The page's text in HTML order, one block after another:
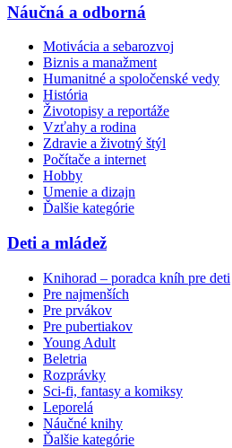
Náučná a odborná
Motivácia a sebarozvoj
Biznis a manažment
Humanitné a spoločenské vedy
História
Životopisy a reportáže
Vzťahy a rodina
Zdravie a životný štýl
Počítače a internet
Hobby
Umenie a dizajn
Ďalšie kategórie
Deti a mládež
Knihorad – poradca kníh pre deti
Pre najmenších
Pre prvákov
Pre pubertiakov
Young Adult
Beletria
Rozprávky
Sci-fi, fantasy a komiksy
Leporelá
Náučné knihy
Ďalšie kategórie